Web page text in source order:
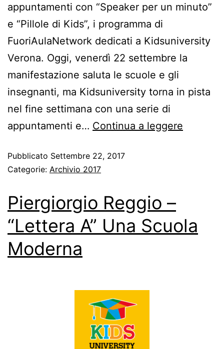
appuntamenti con “Speaker per un minuto”
e “Pillole di Kids”, i programma di
FuoriAulaNetwork dedicati a Kidsuniversity
Verona. Oggi, venerdì 22 settembre la
manifestazione saluta le scuole e gli
insegnanti, ma Kidsuniversity torna in pista
nel fine settimana con una serie di
appuntamenti e… Continua a leggere
Pubblicato Settembre 22, 2017
Categorie: Archivio 2017
Piergiorgio Reggio –
“Lettera A” Una Scuola
Moderna